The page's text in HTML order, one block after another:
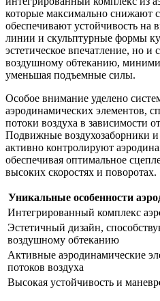
которые максимально снижают
обеспечивают устойчивость
линии и скульптурные формы
эстетическое впечатление, но
воздушному обтеканию,
уменьшая подъемные силы.
Особое внимание уделено
аэродинамических элементов,
потоки воздуха в зависимости
Подвижные воздухозаборники
активно контролируют
обеспечивая оптимальное
высоких скоростях и поворотах.
Уникальные особенности
Интегрированный комплекс
Эстетичный дизайн,
воздушному обтеканию
Активные аэродинамические
потоков воздуха
Высокая устойчивость и